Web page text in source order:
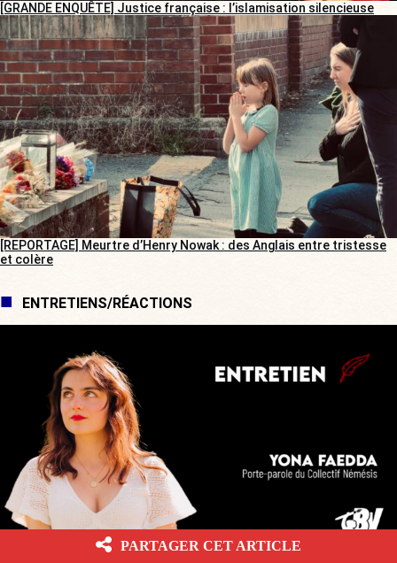
[GRANDE ENQUÊTE] Justice française : l’islamisation silencieuse
[REPORTAGE] Meurtre d’Henry Nowak : des Anglais entre tristesse
et colère
ENTRETIENS/RÉACTIONS
[ENTRETIEN] « Je ne vais pas m’arrêter et me censurer »
PARTAGER CET ARTICLE